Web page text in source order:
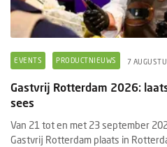
EVENTS PRODUCTNIEUWS 7
Gastvrij Rotterdam 2026:
sees
Van 21 tot en met 23 september
Gastvrij Rotterdam plaats in